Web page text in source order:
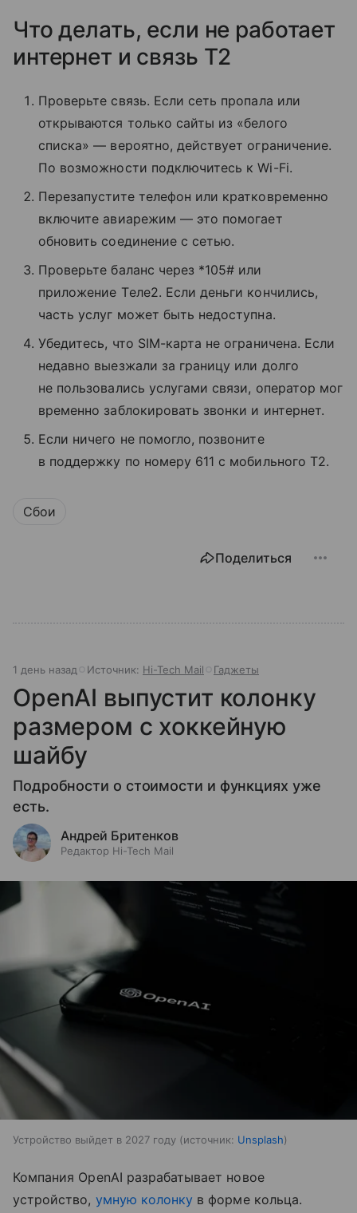
Что делать, если не работает
интернет и связь T2
Проверьте связь. Если сеть пропала или
открываются только сайты из «белого
списка» — вероятно, действует ограничение.
По возможности подключитесь к Wi-Fi.
Перезапустите телефон или кратковременно
включите авиарежим — это помогает
обновить соединение с сетью.
Проверьте баланс через *105# или
приложение Tеле2. Если деньги кончились,
часть услуг может быть недоступна.
Убедитесь, что SIM-карта не ограничена. Если
недавно выезжали за границу или долго
не пользовались услугами связи, оператор мог
временно заблокировать звонки и интернет.
Если ничего не помогло, позвоните
в поддержку по номеру 611 с мобильного T2.
Сбои
Поделиться
1 день назад Источник: Hi-Tech Mail Гаджеты
OpenAI выпустит колонку
размером с хоккейную
шайбу
Подробности о стоимости и функциях уже
есть.
Андрей Бритенков
Редактор Hi-Tech Mail
Устройство выйдет в 2027 году источник: Unsplash
Компания OpenAI разрабатывает новое
устройство, умную колонку в форме кольца.